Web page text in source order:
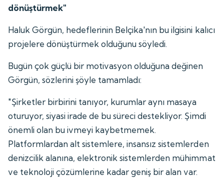
dönüştürmek"
Haluk Görgün, hedeflerinin Belçika'nın bu ilgisini kalıcı
projelere dönüştürmek olduğunu söyledi.
Bugün çok güçlü bir motivasyon olduğuna değinen
Görgün, sözlerini şöyle tamamladı:
"Şirketler birbirini tanıyor, kurumlar aynı masaya
oturuyor, siyasi irade de bu süreci destekliyor. Şimdi
önemli olan bu ivmeyi kaybetmemek.
Platformlardan alt sistemlere, insansız sistemlerden
denizcilik alanına, elektronik sistemlerden mühimmat
ve teknoloji çözümlerine kadar geniş bir alan var.